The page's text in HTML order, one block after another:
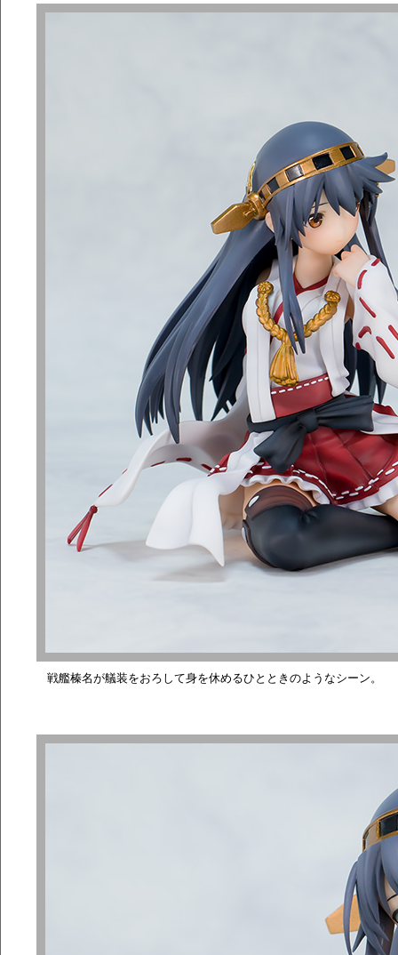
戦艦榛名が艤装をおろして身を休めるひとときのようなシーン。